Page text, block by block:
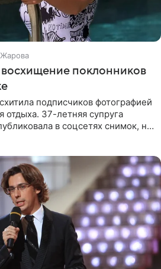
поклонников
подписчиков фотографией
отдыха. 37-летняя супруга
в соцсетях снимок, на